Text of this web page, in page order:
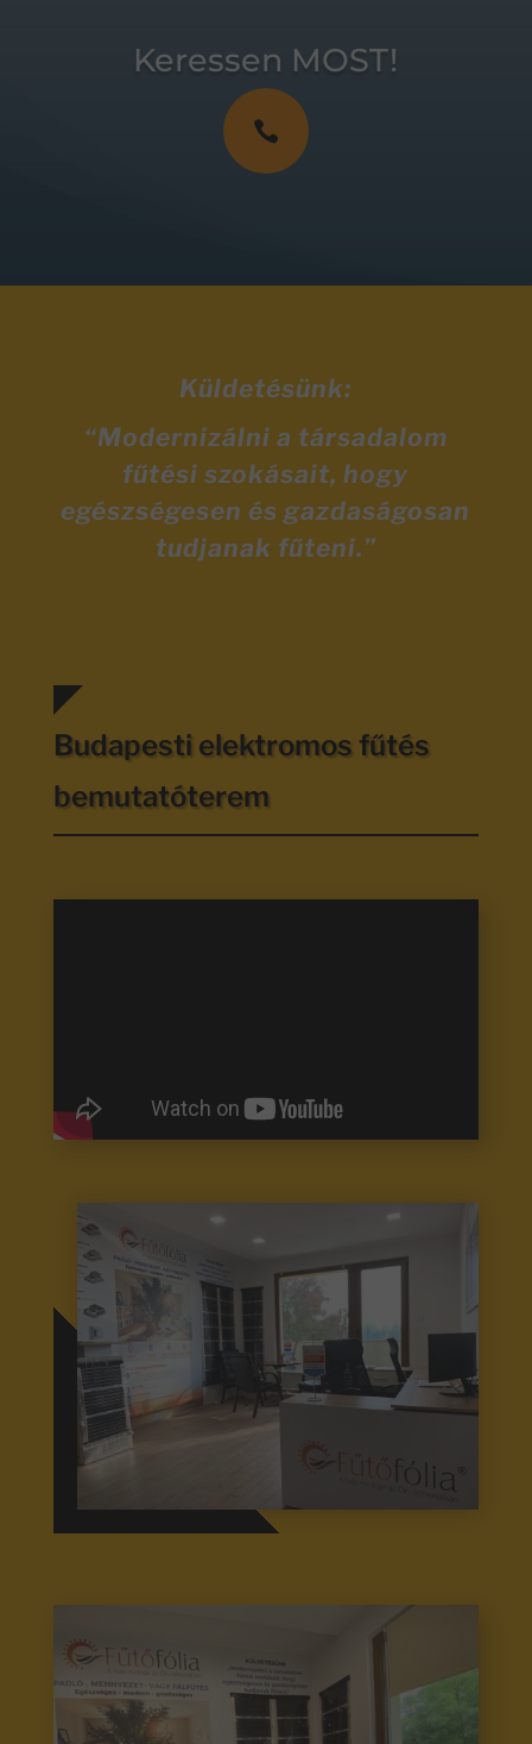
Keressen MOST!

Küldetésünk:
“Modernizálni a társadalom
fűtési szokásait, hogy
egészségesen és gazdaságosan
tudjanak fűteni.”
Budapesti elektromos fűtés
bemutatóterem